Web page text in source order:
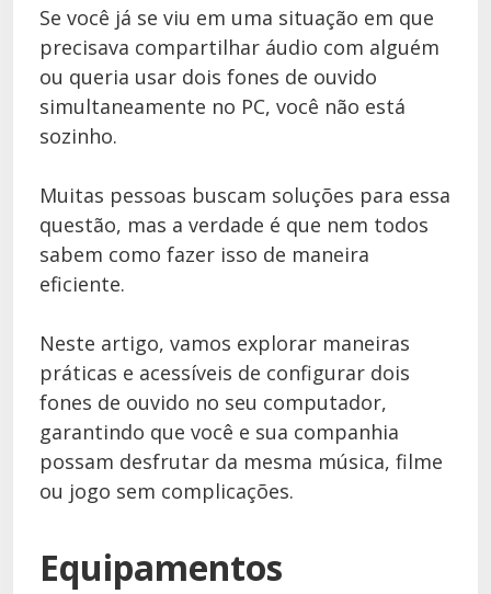
Se você já se viu em uma situação em que
precisava compartilhar áudio com alguém
ou queria usar dois fones de ouvido
simultaneamente no PC, você não está
sozinho.
Muitas pessoas buscam soluções para essa
questão, mas a verdade é que nem todos
sabem como fazer isso de maneira
eficiente.
Neste artigo, vamos explorar maneiras
práticas e acessíveis de configurar dois
fones de ouvido no seu computador,
garantindo que você e sua companhia
possam desfrutar da mesma música, filme
ou jogo sem complicações.
Equipamentos